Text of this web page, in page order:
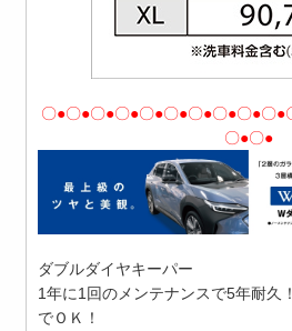
〇●〇●〇●〇●〇●〇●〇●〇●〇●〇
〇●〇●
ダブルダイヤキーパー
1年に1回のメンテナンスで5年耐久
でＯＫ！